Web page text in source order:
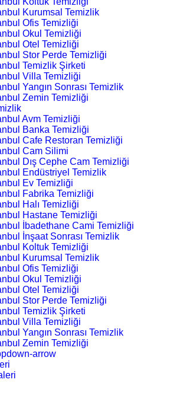
Kurumsal Temizlik
Ofis Temizliği
Okul Temizliği
Otel Temizliği
Stor Perde Temizliği
Temizlik Şirketi
Villa Temizliği
Yangın Sonrası Temizlik
Zemin Temizliği
Avm Temizliği
Banka Temizliği
Cafe Restoran Temizliği
Cam Silimi
Dış Cephe Cam Temizliği
Endüstriyel Temizlik
Ev Temizliği
Fabrika Temizliği
Halı Temizliği
Hastane Temizliği
İbadethane Cami Temizliği
İnşaat Sonrası Temizlik
Koltuk Temizliği
Kurumsal Temizlik
Ofis Temizliği
Okul Temizliği
Otel Temizliği
Stor Perde Temizliği
Temizlik Şirketi
Villa Temizliği
Yangın Sonrası Temizlik
Zemin Temizliği